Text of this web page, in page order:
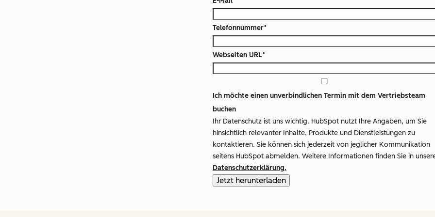
Telefonnummer*
Webseiten URL*
Ich möchte einen unverbindlichen Termin mit dem Vertriebsteam
buchen
Ihr Datenschutz ist uns wichtig. HubSpot nutzt Ihre Angaben, um Sie
hinsichtlich relevanter Inhalte, Produkte und Dienstleistungen zu
kontaktieren. Sie können sich jederzeit von jeglicher Kommunikation
seitens HubSpot abmelden. Weitere Informationen finden Sie in
Datenschutzerklärung.